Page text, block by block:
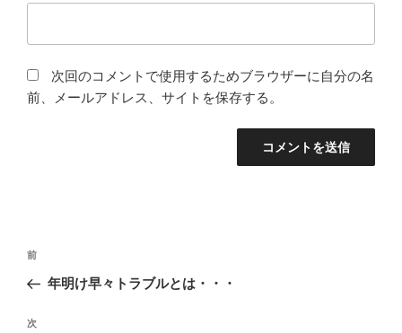
次回のコメントで使用するためブラウザーに自分の名
前、メールアドレス、サイトを保存する。
投
ナ
ビ
前
の
稿
前
年明け早々トラブルとは・・・
次
次